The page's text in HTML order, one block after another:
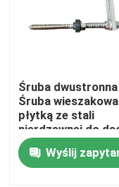
Dom
Produkty
Śruba dwustronna
Śruba
płytką ze stali
nierdzewnej do
metalowego z
drewnianą
Wyślij